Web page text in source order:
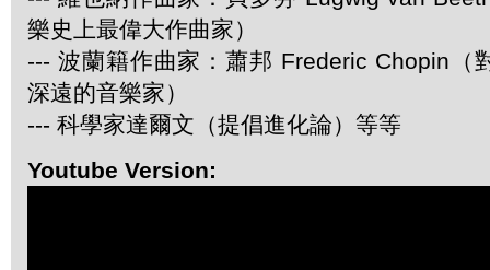
樂史上最偉大作曲家）
--- 波蘭籍作曲家：蕭邦 Frederic Chopin（
深遠的音樂家）
--- 科學家達爾文（提倡進化論）等等
Youtube Version: